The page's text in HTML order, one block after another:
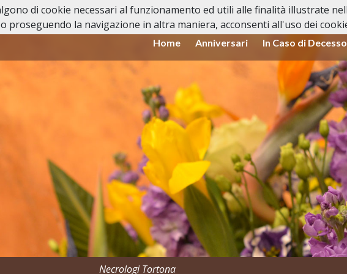
Home Anniversari In Caso di Decesso
Necrologi Tortona
di cookie necessari al funzionamento ed utili alle finalità illustrate
proseguendo la navigazione in altra maniera, acconsenti all'uso dei